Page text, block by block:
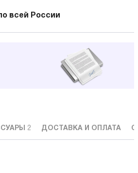
всей России
2 ДОСТАВКА И ОПЛАТА